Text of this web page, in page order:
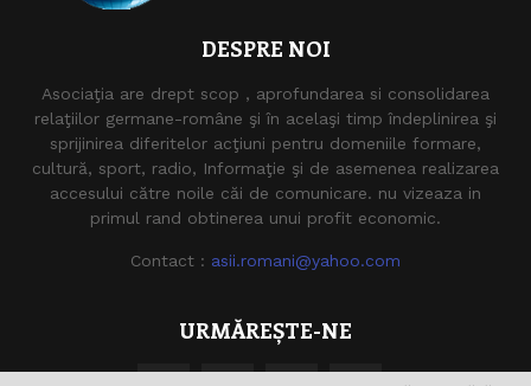
DESPRE NOI
Asociaţia are drept scop , aprofundarea si consolidarea
relaţiilor germane-române şi în acelaşi timp îndeplinirea şi
sprijinirea diferitelor acţiuni pentru domeniile formare,
cultură, sport, radio, Informaţie şi de asemenea realizarea
accesului către noile căi de comunicare. nu vizeaza in
primul rand obtinerea unui profit economic.
Contact : asii.romani@yahoo.com
URMĂREȘTE-NE